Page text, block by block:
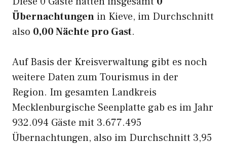
Übernachtungen in Kieve, im Durchschnitt
also 0,00 Nächte pro Gast.
Auf Basis der Kreisverwaltung gibt es noch
weitere Daten zum Tourismus in der
Region. Im gesamten Landkreis
Mecklenburgische Seenplatte gab es im Jahr
932.094 Gäste mit 3.677.495
Übernachtungen, also im Durchschnitt 3,95